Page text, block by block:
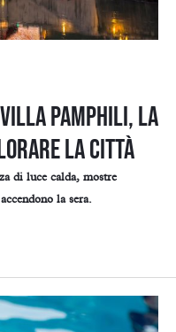
Villa Pamphili, la
la città
di luce calda, mostre
la sera.